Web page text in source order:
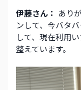
伊藤さん： あり
ンして、今バタ
して、現在利用
整えています。